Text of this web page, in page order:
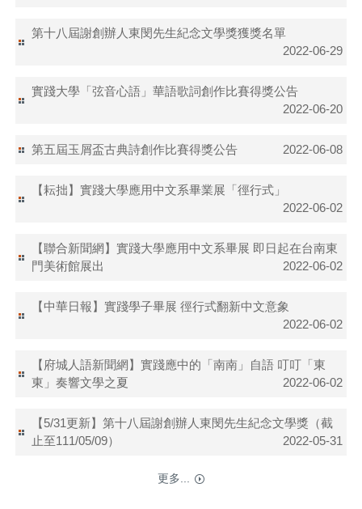
第十八屆謝創辦人東閔先生紀念文學獎獲獎名單
2022-06-29
實踐大學「弦音心語」華語歌詞創作比賽得獎公告
2022-06-20
第五屆玉屑盃古典詩創作比賽得獎公告 2022-06-08
【耘拙】實踐大學應用中文系畢業展「徑行式」
2022-06-02
【聯合新聞網】實踐大學應用中文系畢展 即日起在台南東
門美術館展出
2022-06-02
【中華日報】實踐學子畢展 徑行式翻新中文意象
2022-06-02
【府城人語新聞網】實踐應中的「南南」自語 叮叮「東
東」奏響文學之夏
2022-06-02
【5/31更新】第十八屆謝創辦人東閔先生紀念文學獎（截
止至111/05/09）
2022-05-31
更多...